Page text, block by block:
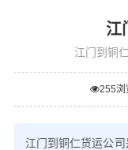
江
江门到铜
255浏
江门到铜仁货运公